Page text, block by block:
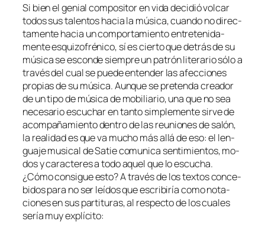
Si bien el ge­nial com­po­si­tor en vi­da de­ci­dió vol­car
to­dos sus ta­len­tos ha­cia la mú­si­ca, cuan­do no di­rec­
ta­men­te ha­cia un com­por­ta­mien­to en­tre­te­ni­da­
men­te es­qui­zo­fré­ni­co, sí es cier­to que de­trás de su
mú­si­ca se es­con­de siem­pre un pa­trón li­te­ra­rio só­lo a
tra­vés del cual se pue­de en­ten­der las afec­cio­nes
pro­pias de su mú­si­ca. Aunque se pre­ten­da crea­dor
de un ti­po de mú­si­ca de mo­bi­lia­rio, una que no sea
ne­ce­sa­rio es­cu­char en tan­to sim­ple­men­te sir­ve de
acom­pa­ña­mien­to den­tro de las reunio­nes de sa­lón,
la reali­dad es que va mu­cho más allá de eso: el len­
gua­je mu­si­cal de Satie co­mu­ni­ca sen­ti­mien­tos, mo­
dos y ca­rac­te­res a to­do aquel que lo es­cu­cha.
¿Cómo con­si­gue es­to? A tra­vés de los tex­tos con­ce­
bi­dos pa­ra no ser leí­dos que es­cri­bi­ría co­mo no­ta­
cio­nes en sus par­ti­tu­ras, al res­pec­to de los cua­les
se­ría muy explícito: